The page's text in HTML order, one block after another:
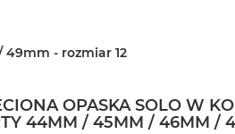
- rozmiar 12
OPASKA SOLO W
44MM / 45MM / 46MM /